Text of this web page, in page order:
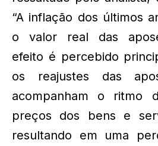
“A inflação dos últimos
o valor real das
efeito é percebido
os reajustes das
acompanham o ritmo
preços dos bens e
resultando em uma